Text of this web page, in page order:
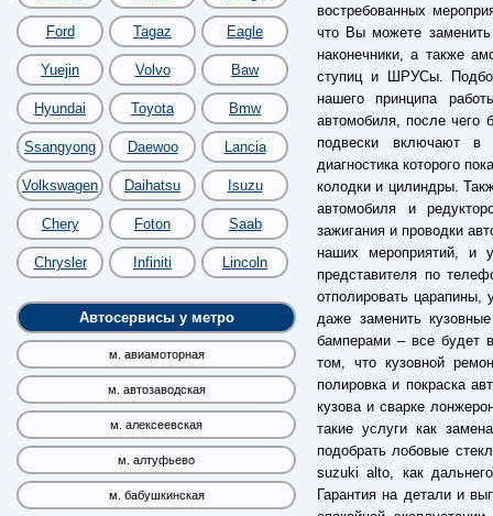
Ford Tagaz Eagle
Yuejin Volvo Baw
Hyundai Toyota Bmw
Ssangyong Daewoo Lancia
Volkswagen Daihatsu Isuzu
Chery Foton Saab
Chrysler Infiniti Lincoln
Автосервисы у метро
м. авиамоторная
м. автозаводская
м. алексеевская
м. алтуфьево
м. бабушкинская
востребованных
что Вы можете
наконечники, а также
ступиц и ШРУСы.
нашего принципа
автомобиля, после чего
подвески включают в
диагностика которого
колодки и цилиндры.
автомобиля и
зажигания и проводки
наших мероприятий, и
представителя по
отполировать царапины,
даже заменить
бамперами – все будет
том, что кузовной
полировка и покраска
кузова и сварке
такие услуги как
подобрать лобовые
suzuki alto, как
Гарантия на детали и